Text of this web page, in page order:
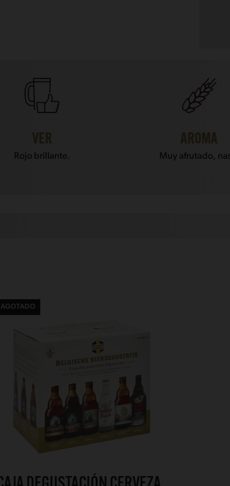
VER
Rojo brillante.
AROMA
Muy afrutado,
AGOTADO